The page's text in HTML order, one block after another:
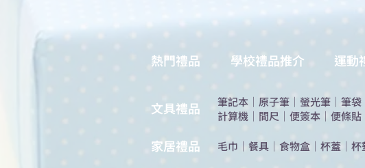
熱門禮品 學校禮品推介 運動
​文具禮品 筆記本 ｜ 原子筆 ｜ 螢光筆 ｜ 筆袋
計算機 ｜ 間尺 ｜ 便簽本 ｜ 便條貼
​家居禮品 ​毛巾 ｜ 餐具 ｜ 食物盒 ｜ 杯蓋 ｜ 杯